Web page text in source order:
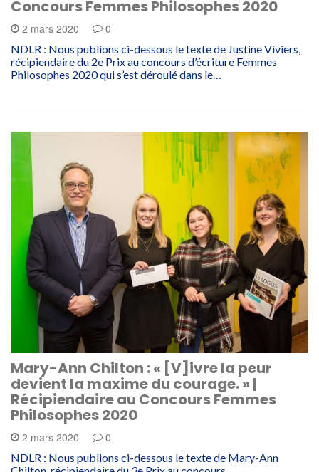
Concours Femmes Philosophes 2020
2 mars 2020 0
NDLR : Nous publions ci-dessous le texte de Justine Viviers,
récipiendaire du 2e Prix au concours d’écriture Femmes
Philosophes 2020 qui s’est déroulé dans le…
Mary-Ann Chilton : « [V]ivre la peur
devient la maxime du courage. » |
Récipiendaire au Concours Femmes
Philosophes 2020
2 mars 2020 0
NDLR : Nous publions ci-dessous le texte de Mary-Ann